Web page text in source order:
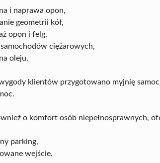
i naprawa opon,
geometrii kół,
opon i felg,
ciężarowych,
oleju.
klientów przygotowano myjnię
o komfort osób niepełnosprawnych,
parking,
wejście.